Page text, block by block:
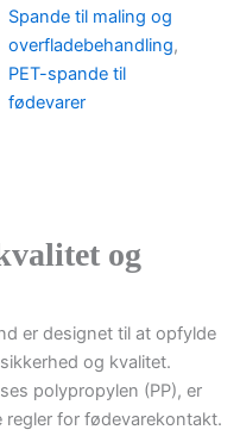
Spande til maling og
overfladebehandling,
PET-spande til
fødevarer
og
er designet til at opfylde
og kvalitet.
polypropylen (PP), er
regler for fødevarekontakt.